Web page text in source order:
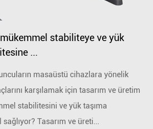
stabiliteye ve yük
...
masaüstü cihazlara yönelik
karşılamak için tasarım ve üretim
stabilitesini ve yük taşıma
Tasarım ve üreti...